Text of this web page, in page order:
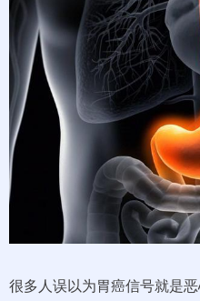
很多人误以为胃癌信号就是